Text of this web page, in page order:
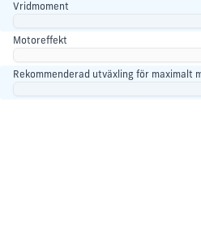
Vridmoment
Motoreffekt
Rekommenderad utväxling för maximalt